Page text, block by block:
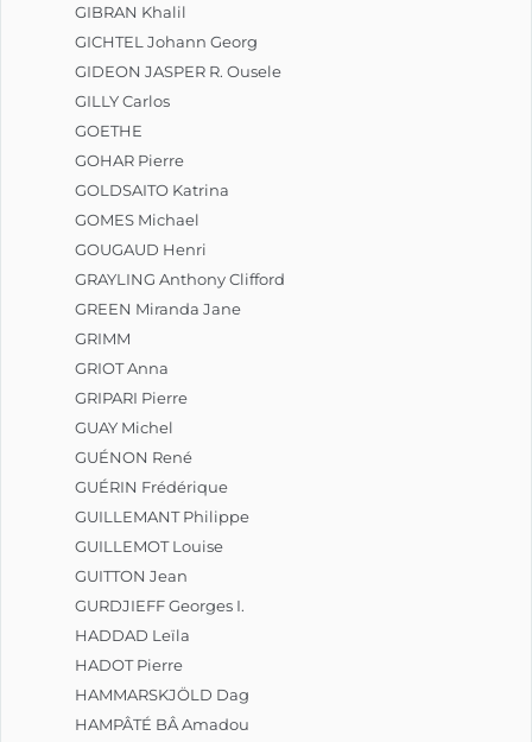
GIBRAN Khalil
GICHTEL Johann Georg
GIDEON JASPER R. Ousele
GILLY Carlos
GOETHE
GOHAR Pierre
GOLDSAITO Katrina
GOMES Michael
GOUGAUD Henri
GRAYLING Anthony Clifford
GREEN Miranda Jane
GRIMM
GRIOT Anna
GRIPARI Pierre
GUAY Michel
GUÉNON René
GUÉRIN Frédérique
GUILLEMANT Philippe
GUILLEMOT Louise
GUITTON Jean
GURDJIEFF Georges I.
HADDAD Leïla
HADOT Pierre
HAMMARSKJÖLD Dag
HAMPÂTÉ BÂ Amadou